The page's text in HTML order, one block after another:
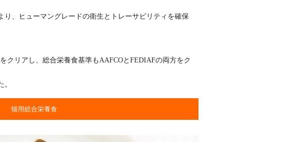
り、ヒューマングレードの衛生とトレーサビリティを確保
クリアし、総合栄養食基準もAAFCOとFEDIAFの両方をク
猫用総合栄養食